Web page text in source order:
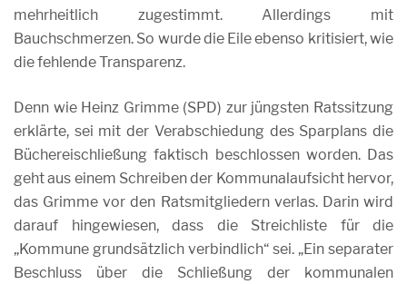
mehrheitlich zugestimmt. Allerdings mit
Bauchschmerzen. So wurde die Eile ebenso kritisiert, wie
die fehlende Transparenz.
Denn wie Heinz Grimme (SPD) zur jüngsten Ratssitzung
erklärte, sei mit der Verabschiedung des Sparplans die
Büchereischließung faktisch beschlossen worden. Das
geht aus einem Schreiben der Kommunalaufsicht hervor,
das Grimme vor den Ratsmitgliedern verlas. Darin wird
darauf hingewiesen, dass die Streichliste für die
„Kommune grundsätzlich verbindlich“ sei. „Ein separater
Beschluss über die Schließung der kommunalen